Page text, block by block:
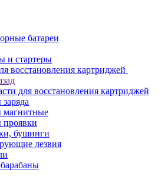
батареи
и стартеры
восстановления картриджей
для восстановления картриджей
магнитные
бушинги
лезвия